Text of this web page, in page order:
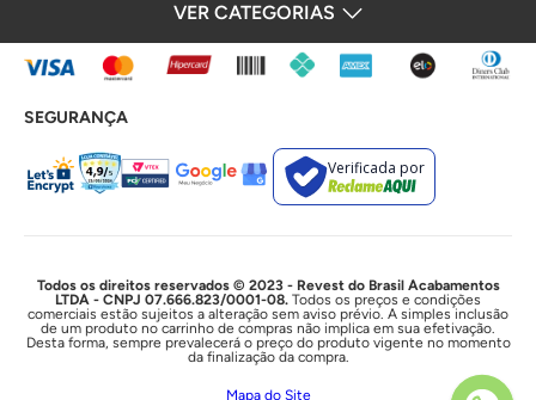
Porta Toalha Aquecido
Gabinetes para Banheiro
Lixeiras
Acabamentos e Registros
Bases de Registros
Duchas e Chuveiros
Chuveiros Elétricos
Chuveiros
VER CATEGORIAS
FORMAS DE PAGAMENTO
SEGURANÇA
Verificada por
Todos os direitos reservados © 2023 - Revest do Brasil Acabamentos
LTDA - CNPJ 07.666.823/0001-08. Todos os preços e condições
comerciais estão sujeitos a alteração sem aviso prévio. A simples inclusão
de um produto no carrinho de compras não implica em sua efetivação.
Desta forma, sempre prevalecerá o preço do produto vigente no momento
da finalização da compra.
Mapa do Site